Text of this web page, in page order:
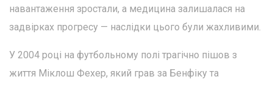
навантаження зростали, а медицина залишалася на
задвірках прогресу — наслідки цього були жахливими.
У 2004 році на футбольному полі трагічно пішов з
життя Міклош Фехер, який грав за Бенфіку та